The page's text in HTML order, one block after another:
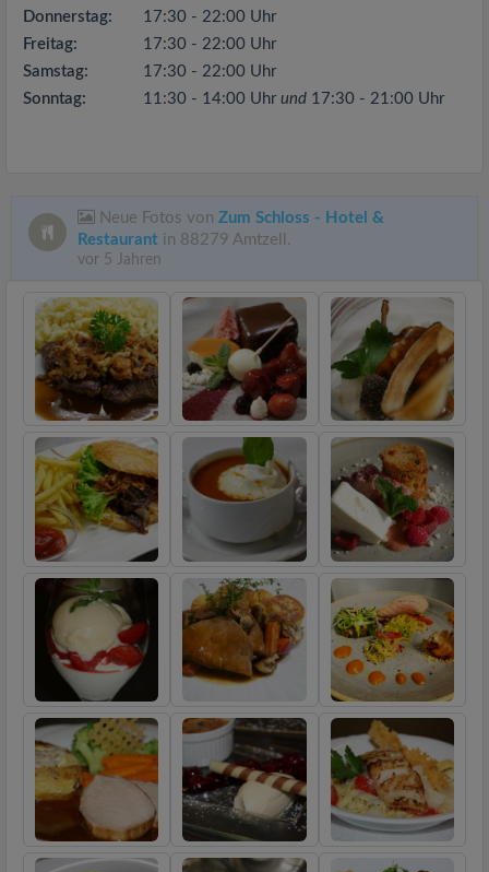
Donnerstag:
17:30 - 22:00 Uhr
Freitag:
17:30 - 22:00 Uhr
Samstag:
17:30 - 22:00 Uhr
Sonntag:
11:30 - 14:00 Uhr und 17:30 - 21:00 Uhr
Neue Fotos von Zum Schloss - Hotel &
Restaurant in 88279 Amtzell.
vor 5 Jahren